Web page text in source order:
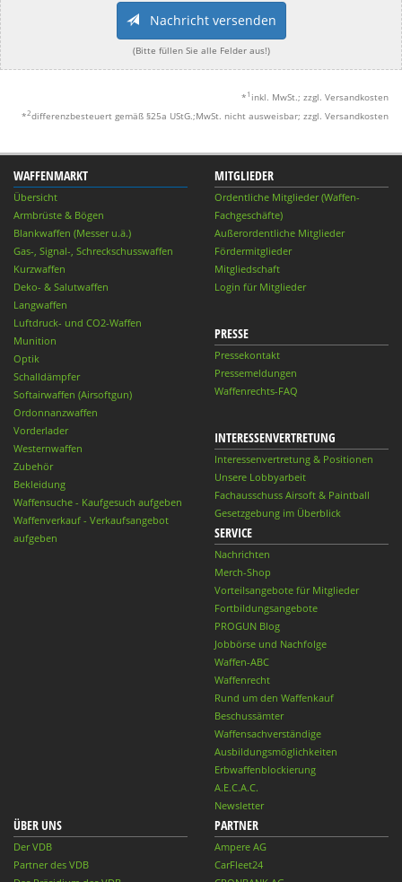
Nachricht versenden
(Bitte füllen Sie alle Felder aus!)
* 1 inkl. MwSt.; zzgl. Versandkosten
*2differenzbesteuert gemäß §25a UStG.;MwSt. nicht ausweisbar; zzgl. Versandkosten
WAFFENMARKT
Übersicht
Armbrüste & Bögen
Blankwaffen (Messer u.ä.)
Gas-, Signal-, Schreckschusswaffen
Kurzwaffen
Deko- & Salutwaffen
Langwaffen
Luftdruck- und CO2-Waffen
Munition
Optik
Schalldämpfer
Softairwaffen (Airsoftgun)
Ordonnanzwaffen
Vorderlader
Westernwaffen
Zubehör
Bekleidung
Waffensuche - Kaufgesuch aufgeben
Waffenverkauf - Verkaufsangebot
aufgeben
MITGLIEDER
Ordentliche Mitglieder (Waffen-
Fachgeschäfte)
Außerordentliche Mitglieder
Fördermitglieder
Mitgliedschaft
Login für Mitglieder
PRESSE
Pressekontakt
Pressemeldungen
Waffenrechts-FAQ
INTERESSENVERTRETUNG
Interessenvertretung & Positionen
Unsere Lobbyarbeit
Fachausschuss Airsoft & Paintball
Gesetzgebung im Überblick
SERVICE
Nachrichten
Merch-Shop
Vorteilsangebote für Mitglieder
Fortbildungsangebote
PROGUN Blog
Jobbörse und Nachfolge
Waffen-ABC
Waffenrecht
Rund um den Waffenkauf
Beschussämter
Waffensachverständige
Ausbildungsmöglichkeiten
Erbwaffenblockierung
A.E.C.A.C.
Newsletter
ÜBER UNS
Der VDB
Partner des VDB
PARTNER
Ampere AG
CarFleet24